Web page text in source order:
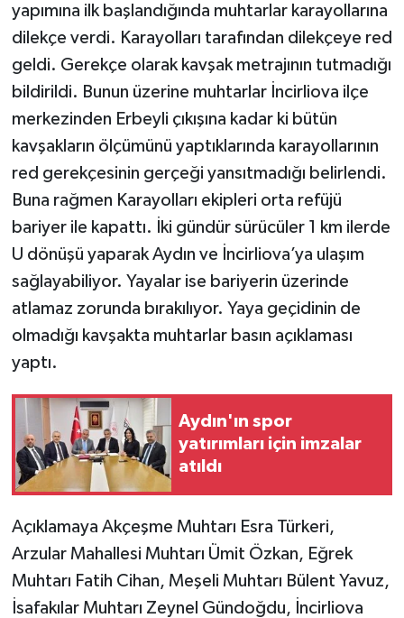
yapımına ilk başlandığında muhtarlar karayollarına
dilekçe verdi. Karayolları tarafından dilekçeye red
geldi. Gerekçe olarak kavşak metrajının tutmadığı
bildirildi. Bunun üzerine muhtarlar İncirliova ilçe
merkezinden Erbeyli çıkışına kadar ki bütün
kavşakların ölçümünü yaptıklarında karayollarının
red gerekçesinin gerçeği yansıtmadığı belirlendi.
Buna rağmen Karayolları ekipleri orta refüjü
bariyer ile kapattı. İki gündür sürücüler 1 km ilerde
U dönüşü yaparak Aydın ve İncirliova’ya ulaşım
sağlayabiliyor. Yayalar ise bariyerin üzerinde
atlamaz zorunda bırakılıyor. Yaya geçidinin de
olmadığı kavşakta muhtarlar basın açıklaması
yaptı.
Aydın'ın spor
yatırımları için imzalar
atıldı
Açıklamaya Akçeşme Muhtarı Esra Türkeri,
Arzular Mahallesi Muhtarı Ümit Özkan, Eğrek
Muhtarı Fatih Cihan, Meşeli Muhtarı Bülent Yavuz,
İsafakılar Muhtarı Zeynel Gündoğdu, İncirliova